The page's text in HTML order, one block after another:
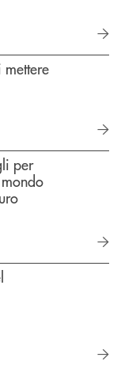
per